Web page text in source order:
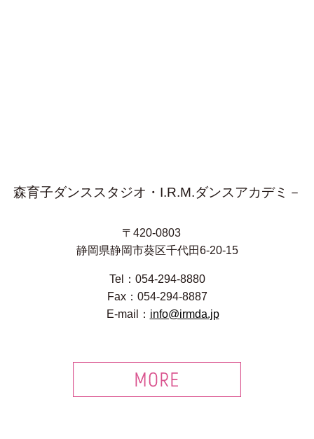
森育子ダンススタジオ・I.R.M.ダンスアカデミ－
〒420-0803
静岡県静岡市葵区千代田6-20-15
Tel：054-294-8880
Fax：054-294-8887
E-mail： info@irmda.jp